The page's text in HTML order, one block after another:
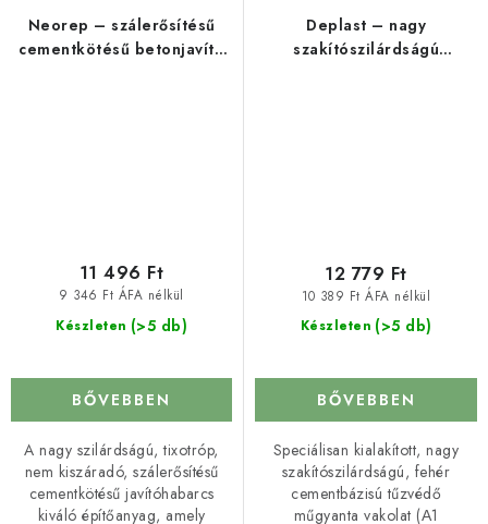
Neorep – szálerősítésű
cementkötésű betonjavító
Készleten (>5 db)
9 346 Ft ÁFA nélkül
11 496 Ft
BŐVEBBEN
A nagy szilárdságú, tixotróp,
nem kiszáradó, szálerősítésű
cementkötésű javítóhabarcs
kiváló építőanyag, amely
Deplast – nagy
szakítószilárdságú
Készleten (>5 db)
10 389 Ft ÁFA nélkül
12 779 Ft
BŐVEBBEN
Speciálisan kialakított, nagy
szakítószilárdságú, fehér
cementbázisú tűzvédő
műgyanta vakolat (Α1